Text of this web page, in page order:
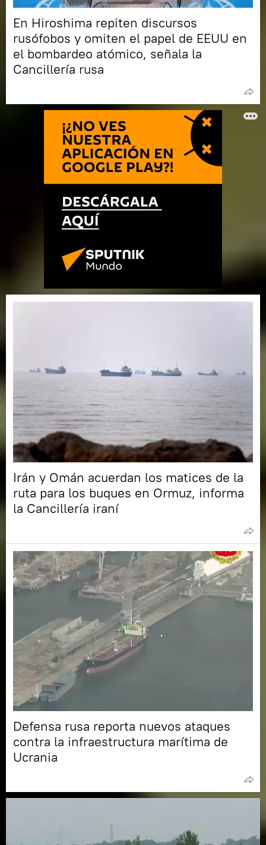
En Hiroshima repiten discursos
rusófobos y omiten el papel de EEUU en
el bombardeo atómico, señala la
Cancillería rusa
Irán y Omán acuerdan los matices de la
ruta para los buques en Ormuz, informa
la Cancillería iraní
Defensa rusa reporta nuevos ataques
contra la infraestructura marítima de
Ucrania